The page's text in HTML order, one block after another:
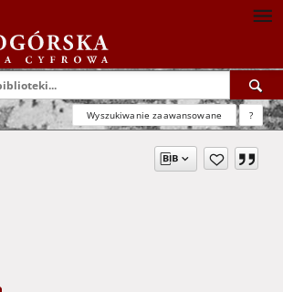
Wyszukiwanie zaawansowane ?